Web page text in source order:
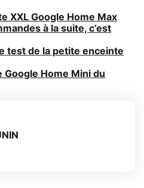
XXL Google Home Max
à la suite, c’est
test de la petite enceinte
Home Mini du